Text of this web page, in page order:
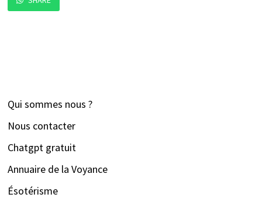
Qui sommes nous ?
Nous contacter
Chatgpt gratuit
Annuaire de la Voyance
Ésotérisme